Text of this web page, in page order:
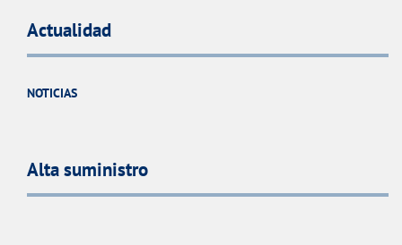
Actualidad
NOTICIAS
Alta suministro